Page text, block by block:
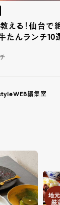
える！仙台で
たんランチ10
編集室